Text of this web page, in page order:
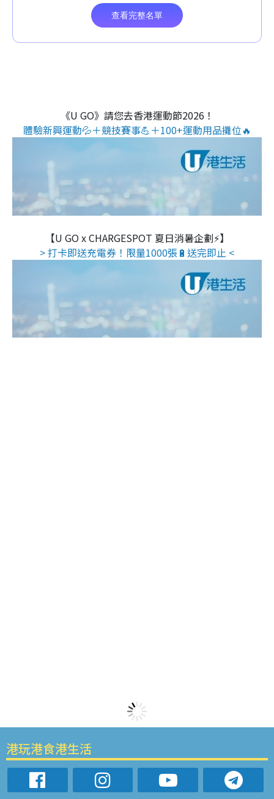
《U GO》請您去香港運動節2026！
體驗新興運動💦＋競技賽事💪＋100+運動用品攤位🔥
【U GO x CHARGESPOT 夏日消暑企劃⚡】
> 打卡即送充電券！限量1000張🔋送完即止 <
港玩港食港生活